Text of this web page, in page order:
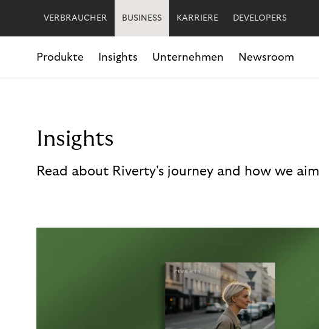
VERBRAUCHER BUSINESS KARRIERE DEVELOPERS
Produkte Insights Unternehmen Newsroom
Insights
Read about Riverty's journey and how we